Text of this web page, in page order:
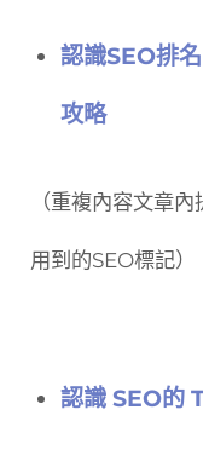
認識SEO排
攻略
（重複內容文章
用到的SEO標記）
認識 SEO的